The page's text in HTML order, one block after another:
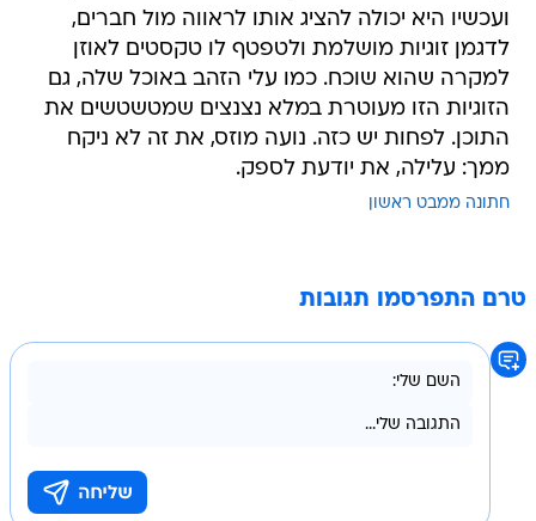
ועכשיו היא יכולה להציג אותו לראווה מול חברים,
לדגמן זוגיות מושלמת ולטפטף לו טקסטים לאוזן
למקרה שהוא שוכח. כמו עלי הזהב באוכל שלה, גם
הזוגיות הזו מעוטרת במלא נצנצים שמטשטשים את
התוכן. לפחות יש כזה. נועה מוזס, את זה לא ניקח
ממך: עלילה, את יודעת לספק.
חתונה ממבט ראשון
טרם התפרסמו תגובות